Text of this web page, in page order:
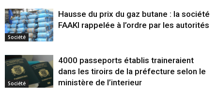
Société
Hausse du prix du gaz butane : la société
FAAKI rappelée à l’ordre par les autorités
Société
4000 passeports établis traineraient
dans les tiroirs de la préfecture selon le
ministère de l’interieur